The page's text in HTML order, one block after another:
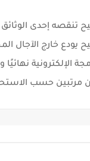
تنقصه إحدى الوثائق
يودع خارج الآجال
الإلكترونية نهائيًا
مرتبين حسب